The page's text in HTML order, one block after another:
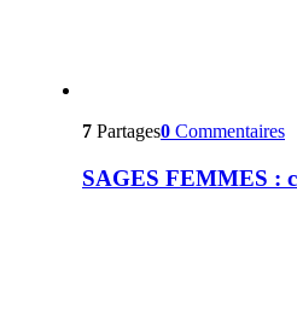
7 Partages0 Commentaires
SAGES FEMMES :